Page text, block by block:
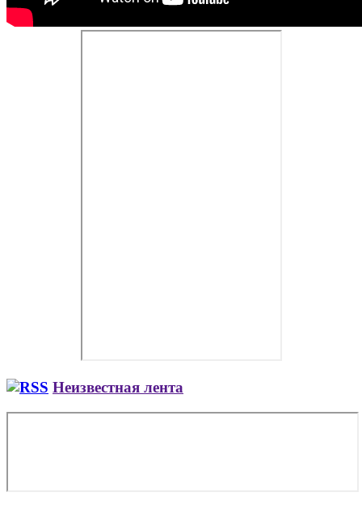
Неизвестная лента